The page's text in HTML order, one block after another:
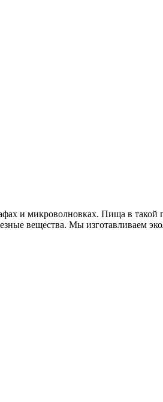
и микроволновках. Пища в такой
вещества. Мы изготавливаем